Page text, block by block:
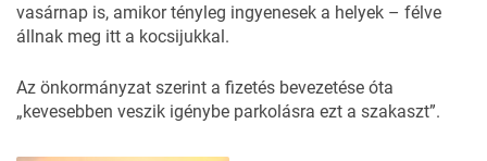
vasárnap is, amikor tényleg ingyenesek a helyek – félve
állnak meg itt a kocsijukkal.
Az önkormányzat szerint a fizetés bevezetése óta
„kevesebben veszik igénybe parkolásra ezt a szakaszt”.